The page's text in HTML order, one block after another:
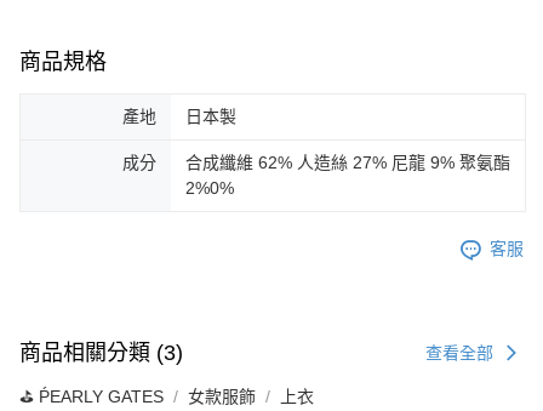
商品規格
產地 日本製
成分
合成纖維 62% 人造絲 27% 尼龍 9% 聚氨酯
2%0%
客服
商品相關分類 (3) 查看全部
⛳️ ṔEARLY GATES 女款服飾 上衣